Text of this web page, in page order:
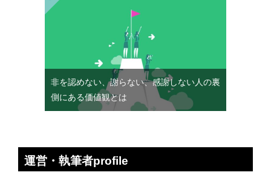
非を認めない、謝らない、感謝しない人の裏
側にある価値観とは
運営・執筆者profile